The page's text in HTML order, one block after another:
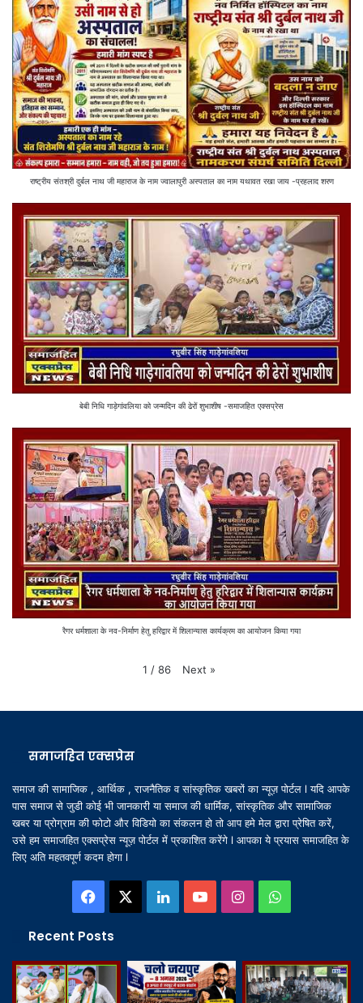
राष्ट्रीय संतश्री दुर्बल नाथ जी महाराज के नाम ज्वालापुरी अस्पताल का नाम यथावत रखा जाय -प्रहलाद शरण
बेबी निधि गाड़ेगांवलिया को जन्मदिन की ढेरों शुभाशीष -समाजहित एक्सप्रेस
रैगर धर्मशाला के नव-निर्माण हेतु हरिद्वार में शिलान्यास कार्यक्रम का आयोजन किया गया
1 / 86 Next »
समाजहित एक्सप्रेस
समाज की सामाजिक , आर्थिक , राजनैतिक व सांस्कृतिक खबरों का न्यूज़ पोर्टल l यदि आपके
पास समाज से जुडी कोई भी जानकारी या समाज की धार्मिक, सांस्कृतिक और सामाजिक
खबर या प्रोग्राम की फोटो और विडियो का संकलन हो तो आप हमे मेल द्वारा प्रेषित करें,
उसे हम समाजहित एक्सप्रेस न्यूज़ पोर्टल में प्रकाशित करेंगे l आपका ये प्रयास समाजहित के
लिए अति महतवपूर्ण कदम होगा l
Facebook LinkedInYouTubeInstagramWhatsApp
Recent Posts